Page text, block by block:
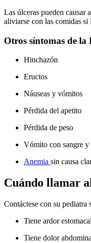
Las úlceras pueden causar
aliviarse con las comidas
Otros síntomas de
Hinchazón
Eructos
Náuseas y vómitos
Pérdida del apetito
Pérdida de peso
Vómito con sangre y
Anemia sin causa
Cuándo llamar
Contáctese con su pediatra
Tiene ardor
Tiene dolor